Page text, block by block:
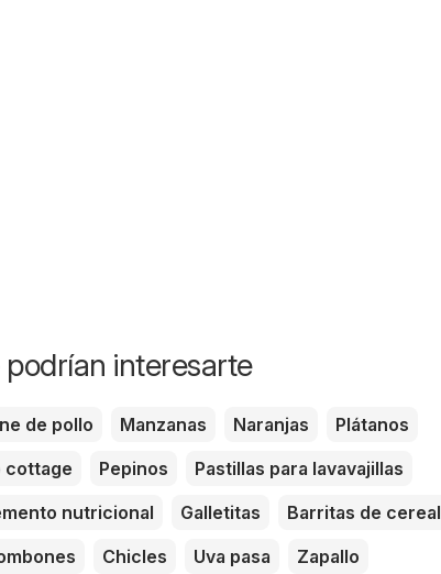
interesarte
de pollo Manzanas Naranjas
Plátanos
cottage Pepinos
Pastillas para lavavajillas
nutricional Galletitas
Barritas de cereal
Chicles Uva pasa
Zapallo